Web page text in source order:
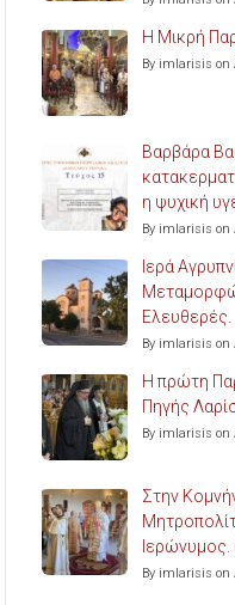
Η Μικρή
By imlarisis on
Βαρβάρα
η ψυχική
By imlarisis on
Ιερά
Ελευθερές.
By imlarisis on
Η πρώτη
Πηγής
By imlarisis on
Στην
By imlarisis on